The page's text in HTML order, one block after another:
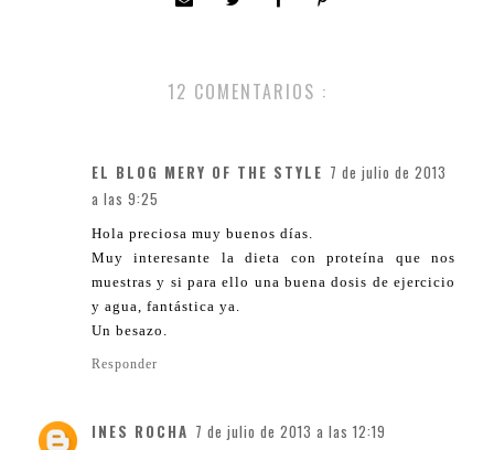
12 COMENTARIOS :
EL BLOG MERY OF THE STYLE 7 de julio de 2013
a las 9:25
Hola preciosa muy buenos días.
Muy interesante la dieta con proteína que nos
muestras y si para ello una buena dosis de ejercicio
y agua, fantástica ya.
Un besazo.
Responder
INES ROCHA 7 de julio de 2013 a las 12:19